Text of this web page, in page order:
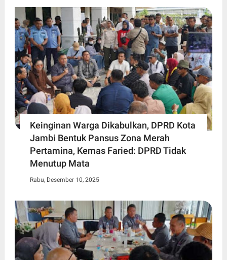
Keinginan Warga Dikabulkan, DPRD Kota
Jambi Bentuk Pansus Zona Merah
Pertamina, Kemas Faried: DPRD Tidak
Menutup Mata
Rabu, Desember 10, 2025